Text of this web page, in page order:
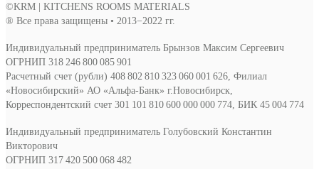
©KRM | KITCHENS ROOMS MATERIALS
® Все права защищены • 2013−2022 гг.
Индивидуальный предприниматель Брынзов Максим Сергеевич
ОГРНИП 318 246 800 085 901
Расчетный счет (рубли) 408 802 810 323 060 001 626, Филиал
«Новосибирский» АО «Альфа-Банк» г.Новосибирск,
Корреспондентский счет 301 101 810 600 000 000 774, БИК 45 004 774
Индивидуальный предприниматель Голубовский Константин
Викторович
ОГРНИП 317 420 500 068 482